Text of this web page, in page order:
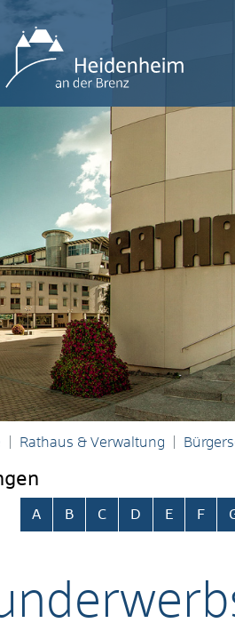
Rathaus & Verwaltung
Register
A B C D E F